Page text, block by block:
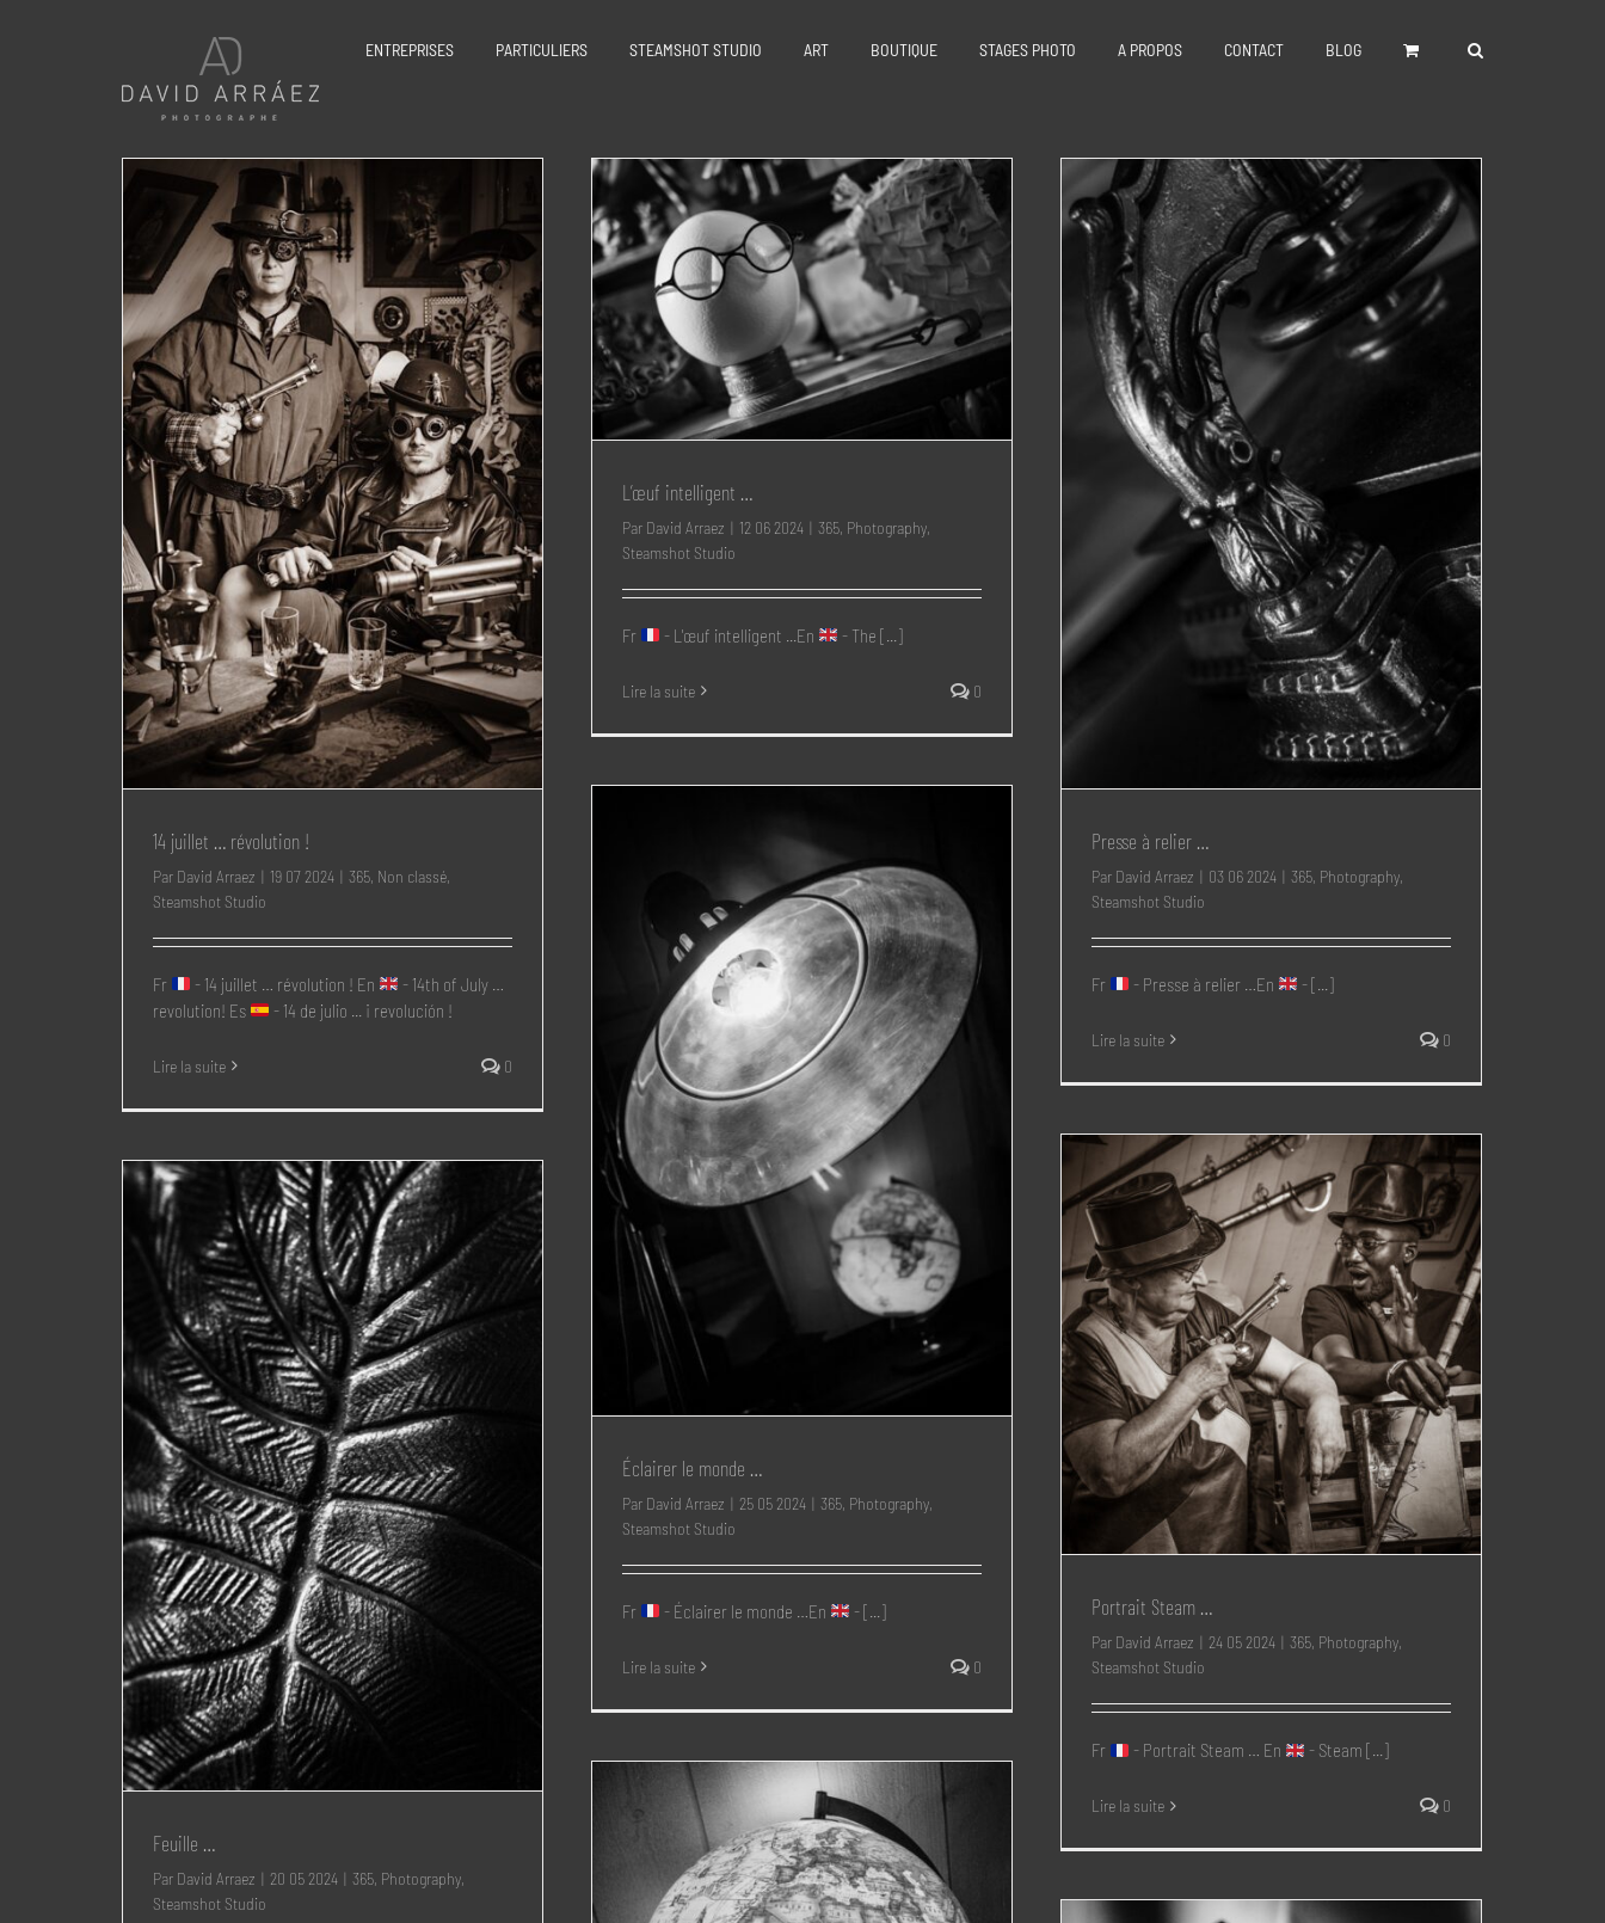
ENTREPRISES PARTICULIERS STEAMSHOT STUDIO ART BOUTIQUE STAGES PHOTO A PROPOS CONTACT BLOG
14 juillet … révolution !
Par David Arraez | 19 07 2024 | 365, Non classé,
Steamshot Studio
Fr - 14 juillet … révolution ! En
- 14th of July …
revolution! Es
- 14 de julio ... ¡ revolución !
Lire la suite 0
L’œuf intelligent …
Par David Arraez | 12 06 2024 | 365, Photography,
Steamshot Studio
Fr - L'œuf intelligent ...En - The [...]
Lire la suite 0
Presse à relier …
Par David Arraez | 03 06 2024 | 365, Photography,
Steamshot Studio
Fr - Presse à relier …En - [...]
Lire la suite 0
Éclairer le monde …
Par David Arraez | 25 05 2024 | 365, Photography,
Steamshot Studio
Fr - Éclairer le monde …En - [...]
Lire la suite 0
Portrait Steam …
Par David Arraez | 24 05 2024 | 365, Photography,
Steamshot Studio
Fr - Portrait Steam … En - Steam [...]
Lire la suite 0
Feuille …
Par David Arraez | 20 05 2024 | 365, Photography,
Steamshot Studio